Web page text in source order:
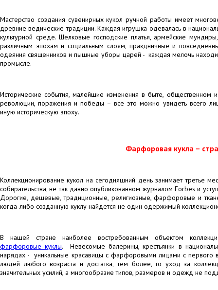
Мастерство создания сувенирных кукол ручной работы имеет
древние ведические традиции. Каждая игрушка одевалась в
культурной среде. Шелковые господские платья, армейские
различным эпохам и социальным слоям, праздничные и
одеяния священников и пышные уборы царей - каждая мелочь
промысле.
Исторические события, малейшие изменения в быте, общественном
революции, поражения и победы – все это можно увидеть всего
иную историческую эпоху.
Фарфоровая кукла –
Коллекционирование кукол на сегодняшний день занимает третье
собирательства, не так давно опубликованном журналом Forbes и
Дорогие, дешевые, традиционные, религиозные, фарфоровые и
когда-либо созданную куклу найдется не один одержимый
В нашей стране наиболее востребованным объектом
фарфоровые куклы. Невесомые балерины, крестьянки в
нарядах - уникальные красавицы с фарфоровыми лицами с первого
людей любого возраста и достатка, тем более, то уход за
значительных усилий, а многообразие типов, размеров и одежд не